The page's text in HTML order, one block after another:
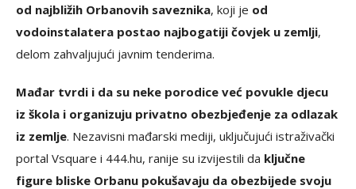
od najbližih Orbanovih saveznika, koji je od
vodoinstalatera postao najbogatiji čovjek u zemlji,
delom zahvaljujući javnim tenderima.
Mađar tvrdi i da su neke porodice već povukle djecu
iz škola i organizuju privatno obezbjeđenje za odlazak
iz zemlje. Nezavisni mađarski mediji, uključujući istraživački
portal Vsquare i 444.hu, ranije su izvijestili da ključne
figure bliske Orbanu pokušavaju da obezbijede svoju